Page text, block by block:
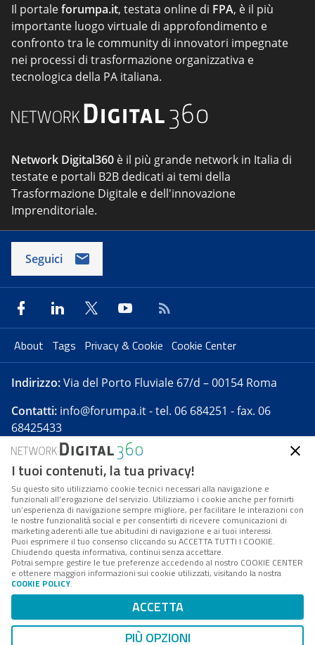
Il portaleforumpa.it, testata online di FPA, è il più
importante luogo virtuale di approfondimento e
confronto tra le community di innovatori impegnate
nei processi di trasformazione organizzativa e
tecnologica della PA italiana.
Network Digital360 è il più grande network in Italia di
testate e portali B2B dedicati ai temi della
Trasformazione Digitale e dell'innovazione
Imprenditoriale.
Seguici
About Tags Privacy & Cookie Cookie Center
Indirizzo:Via del Porto Fluviale 67/d – 00154 Roma
Contatti: info@forumpa.it- tel. 06 684251 - fax. 06
68425433
Forumpa.itè una pubblicazione telematica iscritta
presso Registro della stampa del Tribunale di Roma -
Reg. n. 182 del 2 maggio 2008 - Direttore resp. Michela
Stentella
FPA s.r.l. è società soggetta a Direzione e
Coordinamento da parte di Digital360 S.p.A. - FPA s.r.l.
è un'azienda certificata per il sistema di management
Codice Fiscale/Partita IVA n. 10693191008 - R.E.A. Roma
n. 1249791. ISP AWS
Mappa del sito
I tuoi contenuti, la tua privacy!
Su questo sito utilizziamo cookie tecnici necessari alla navigazione e
funzionali all’erogazione del servizio. Utilizziamo i cookie anche per fornirti
un’esperienza di navigazione sempre migliore, per facilitare le interazioni con
le nostre funzionalità social e per consentirti di ricevere comunicazioni di
marketing aderenti alle tue abitudini di navigazione e ai tuoi interessi.
Puoi esprimere il tuo consenso cliccando su ACCETTA TUTTI I COOKIE.
Chiudendo questa informativa, continui senza accettare.
Potrai sempre gestire le tue preferenze accedendo al nostro COOKIE CENTER
e ottenere maggiori informazioni sui cookie utilizzati, visitando la nostra
COOKIE POLICY.
ACCETTA
PIÙ OPZIONI